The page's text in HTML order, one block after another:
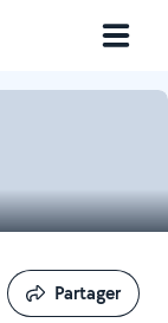
Partager
Partager